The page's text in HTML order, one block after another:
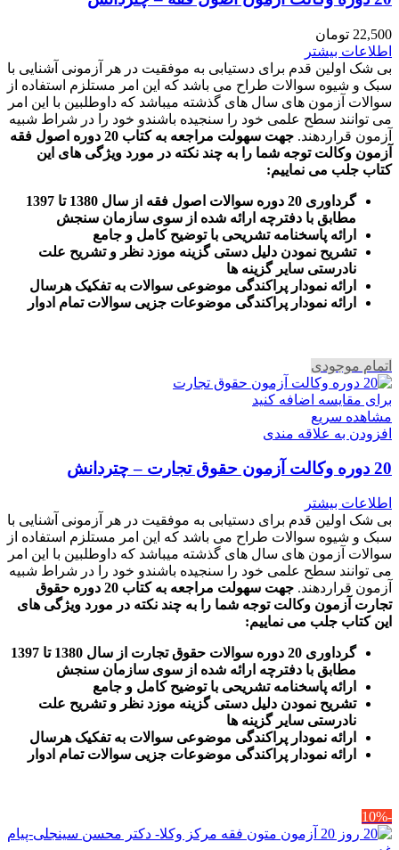
22,500 تومان
اطلاعات بیشتر
بی شک اولین قدم برای دستیابی به موفقیت در هر آزمونی آشنایی با
سبک و شیوه سوالات طراح می باشد که این امر مستلزم استفاده از
سوالات آزمون های سال های گذشته میباشد که داوطلبین با این امر
می توانند سطح علمی خود را سنجیده باشندو خود را در شراط شبیه
آزمون قراردهند.
جهت سهولت مراجعه به کتاب 20 دوره اصول فقه
آزمون وکالت توجه شما را به چند نکته در مورد ویژگی های این
کتاب جلب می نماییم:
گرداوری 20 دوره سوالات اصول فقه از سال 1380 تا 1397
مطابق با دفترچه ارائه شده از سوی سازمان سنجش
ارائه پاسخنامه تشریحی با توضیح کامل و جامع
تشریح نمودن دلیل دستی گزینه موزد نظر و تشریح علت
نادرستی سایر گزینه ها
ارائه نمودار پراکندگی موضوعی سوالات به تفکیک هرسال
رائه نمودار پراکندگی موضوعات جزیی سوالات تمام ادوار
اتمام موجودی
برای مقایسه اضافه کنید
مشاهده سریع
افزودن به علاقه مندی
20 دوره وکالت آزمون حقوق تجارت – چتردانش
اطلاعات بیشتر
بی شک اولین قدم برای دستیابی به موفقیت در هر آزمونی آشنایی با
سبک و شیوه سوالات طراح می باشد که این امر مستلزم استفاده از
سوالات آزمون های سال های گذشته میباشد که داوطلبین با این امر
می توانند سطح علمی خود را سنجیده باشندو خود را در شراط شبیه
آزمون قراردهند.
جهت سهولت مراجعه به کتاب 20 دوره حقوق
تجارت آزمون وکالت توجه شما را به چند نکته در مورد ویژگی های
این کتاب جلب می نماییم:
گرداوری 20 دوره سوالات حقوق تجارت از سال 1380 تا 1397
مطابق با دفترچه ارائه شده از سوی سازمان سنجش
ارائه پاسخنامه تشریحی با توضیح کامل و جامع
تشریح نمودن دلیل دستی گزینه موزد نظر و تشریح علت
نادرستی سایر گزینه ها
ارائه نمودار پراکندگی موضوعی سوالات به تفکیک هرسال
رائه نمودار پراکندگی موضوعات جزیی سوالات تمام ادوار
-10%